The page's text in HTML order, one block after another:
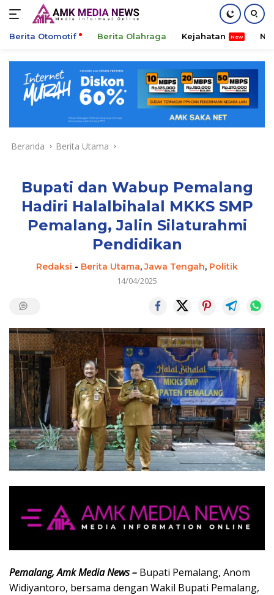
konten
Berita Otomotif Berita Olahraga Kejahatan
Beranda Berita Utama
Bupati dan Wabup Pemalang
Hadiri Halalbihalal MKKS SMP
Pemalang, Jalin Silaturahmi
Pendidikan
Redaksi - Berita Utama,Jawa Tengah, Politik
14/04/2025
Pemalang, Amk Media News – Bupati Pemalang, Anom
Widiyantoro, bersama dengan Wakil Bupati Pemalang,